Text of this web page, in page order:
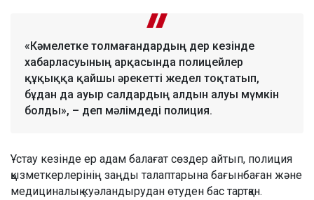
«Кәмелетке толмағандардың дер кезінде
хабарласуының арқасында полицейлер
құқыққа қайшы әрекетті жедел тоқтатып,
бұдан да ауыр салдардың алдын алуы мүмкін
болды», – деп мәлімдеді полиция.
Ұстау кезінде ер адам балағат сөздер айтып, полиция
қызметкерлерінің заңды талаптарына бағынбаған және
медициналық куәландырудан өтуден бас тартқан.